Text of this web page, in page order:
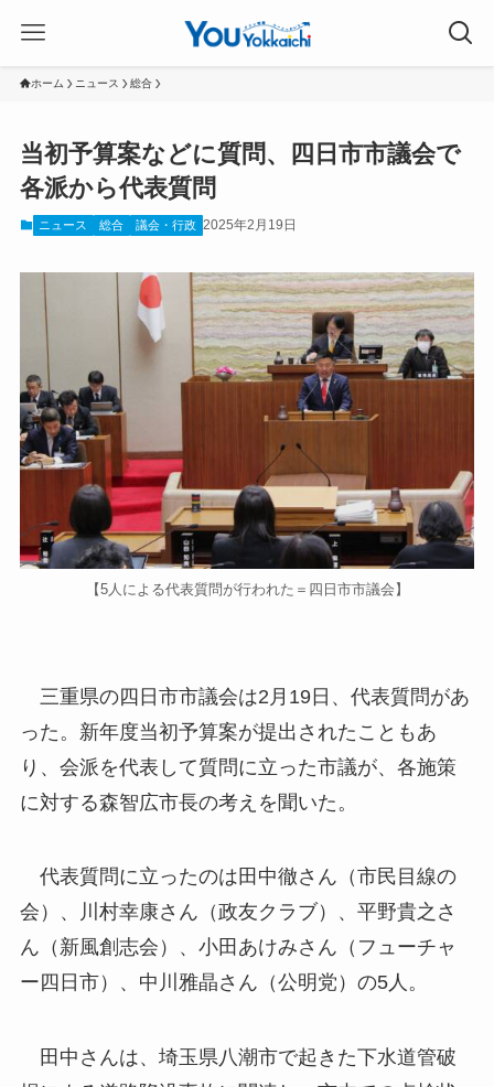
ホーム ニュース 総合
当初予算案などに質問、四日市市議会で
各派から代表質問
ニュース 総合 議会・行政 2025年2月19日
【5人による代表質問が行われた＝四日市市議会】
三重県の四日市市議会は2月19日、代表質問があ
った。新年度当初予算案が提出されたこともあ
り、会派を代表して質問に立った市議が、各施策
に対する森智広市長の考えを聞いた。
代表質問に立ったのは田中徹さん（市民目線の
会）、川村幸康さん（政友クラブ）、平野貴之さ
ん（新風創志会）、小田あけみさん（フューチャ
ー四日市）、中川雅晶さん（公明党）の5人。
田中さんは、埼玉県八潮市で起きた下水道管破